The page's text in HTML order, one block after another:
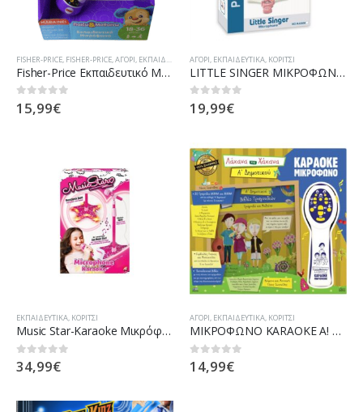
FISHER-PRICE, FISHER-PRICE,ΑΓΌΡΙ, ΕΚΠΑΙΔΕΥΤΙΚΆ ,ΚΟΡΊΤΣΙ,ΠΑΊΖΩ & ΔΗΜΙΟΥΡΓΏ
Fisher-Price Εκπαιδευτικό Μικρόφωνο FBP42
0 out of 5
15,99€
ΑΓΌΡΙ, ΕΚΠΑΙΔΕΥΤΙΚΆ, ΚΟΡΊΤΣΙ
LITTLE SINGER ΜΙΚΡΟΦΩΝΟ ΜΕ ΒΑΣΗ ΗΧΟ & ΦΩΣ (50-2806)
0 out of 5
19,99€
ΕΚΠΑΙΔΕΥΤΙΚΆ, ΚΟΡΊΤΣΙ
Music Star-Karaoke Μικρόφωνο Με Βάση (7510-56903)
0out of 5
34,99€
ΑΓΌΡΙ, ΕΚΠΑΙΔΕΥΤΙΚΆ, ΚΟΡΊΤΣΙ
ΜΙΚΡΟΦΩΝΟ KARAOKE Α! ΔΗΜΟΤΙΚΟΥ ΛΑΧΑΝΑ & ΧΑΧΑΝΑ (18201)
0 out of 5
14,99€